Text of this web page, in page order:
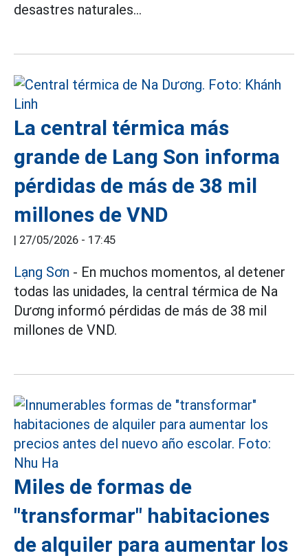
desastres naturales...
La central térmica más
grande de Lang Son informa
pérdidas de más de 38 mil
millones de VND
27/05/2026 - 17:45
Lạng Sơn - En muchos momentos, al detener
todas las unidades, la central térmica de Na
Dương informó pérdidas de más de 38 mil
millones de VND.
Miles de formas de
"transformar" habitaciones
de alquiler para aumentar los